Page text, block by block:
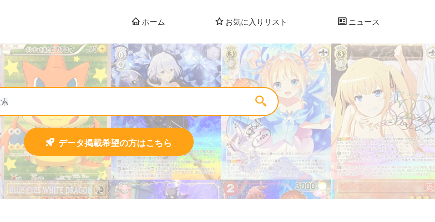
ホーム お気に入りリスト ニュース
データ掲載希望の方はこちら